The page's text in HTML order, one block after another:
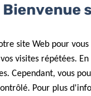
Bienvenue
site Web pour
visites répétées.
Cependant, vous
Pour plus